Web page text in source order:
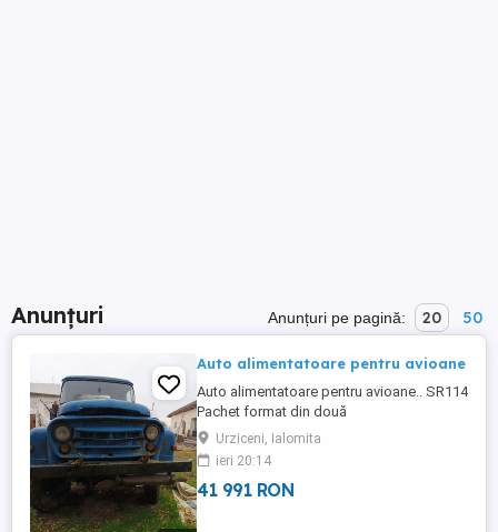
Anunțuri Anunțuri pe pagină: 20 50
Auto alimentatoare pentru avioane
Auto alimentatoare pentru avioane.. SR114
Pachet format din două
autoalimentatoare, echipate cu rezervoare
din aluminiu, pompe de transvazare și
sistem de filtrare a carburantului.
Vehiculele sunt neînmatriculate și se vând
Urziceni, Ialomita
ieri 20:14
41 991 RON